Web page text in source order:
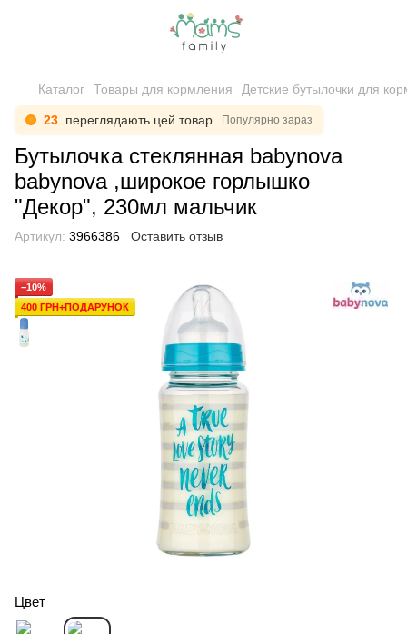
Каталог Товары для кормления Детские бутылочки для
22 переглядають цей товар Популярно зараз
Бутылочка стеклянная babynova
babynova ,широкое горлышко
"Декор", 230мл мальчик
Артикул: 3966386 Оставить отзыв
−10%
400 ГРН+ПОДАРУНОК
Цвет